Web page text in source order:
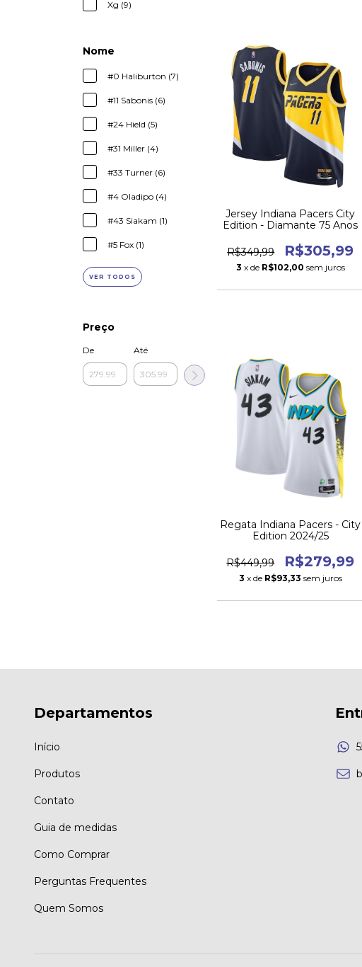
Xg (9)
Nome
#0 Haliburton (7)
#11 Sabonis (6)
#24 Hield (5)
#31 Miller (4)
#33 Turner (6)
#4 Oladipo (4)
#43 Siakam (1)
#5 Fox (1)
VER TODOS
Preço
De Até
Jersey Indiana Pacers City
Edition - Diamante 75 Anos
R$349,99 R$305,99
3 x de R$102,00 sem juros
Regata Indiana Pacers - City
Edition 2024/25
R$449,99 R$279,99
3 x de R$93,33 sem juros
Departamentos
Início
Produtos
Contato
Guia de medidas
Como Comprar
Perguntas Frequentes
Quem Somos